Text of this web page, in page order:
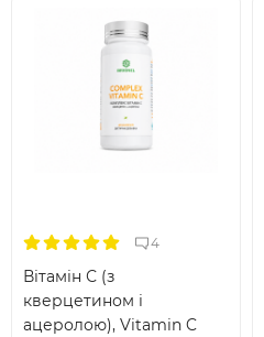
4
Вітамін С (з
кверцетином і
ацеролою), Vitamin C